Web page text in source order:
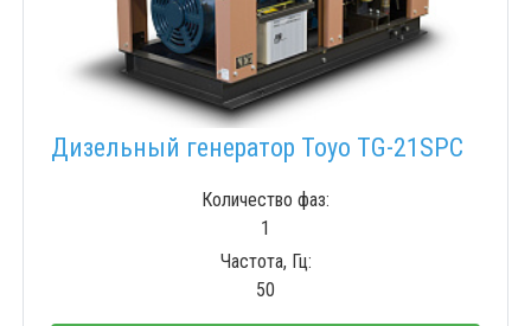
Дизельный генератор Toyo TG-21SPC
Количество фаз:
1
Частота, Гц:
50